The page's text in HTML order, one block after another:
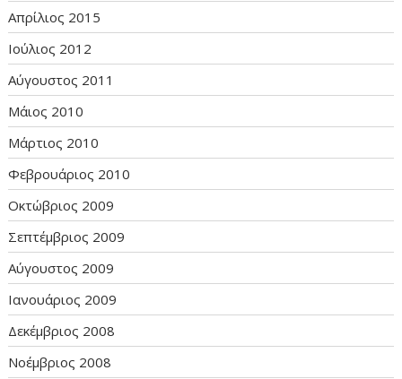
Απρίλιος 2015
Ιούλιος 2012
Αύγουστος 2011
Μάιος 2010
Μάρτιος 2010
Φεβρουάριος 2010
Οκτώβριος 2009
Σεπτέμβριος 2009
Αύγουστος 2009
Ιανουάριος 2009
Δεκέμβριος 2008
Νοέμβριος 2008